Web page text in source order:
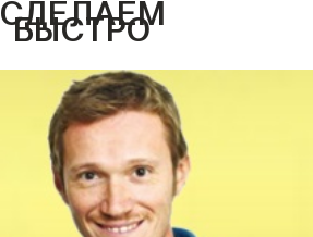
СДЕЛАЕМ
БЫСТРО